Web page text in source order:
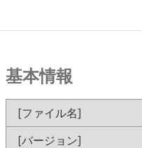
基本情報
[ファイル名]
[バージョン]